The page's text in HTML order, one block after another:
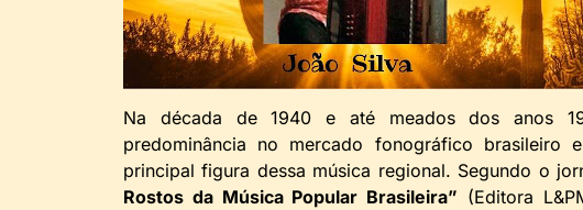
Na década de 1940 e até meados dos anos
predominância no mercado fonográfico brasileiro
principal figura dessa música regional. Segundo o
Rostos da Música Popular Brasileira” (Editora